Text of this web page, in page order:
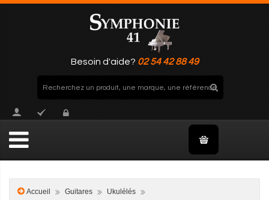
Besoin d'aide? 02 54 42 88 49
Accueil Guitares
Ukulélés